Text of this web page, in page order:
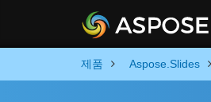
제품 Aspose.Slides